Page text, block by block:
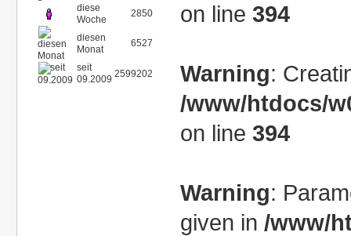
diese
Woche
2850
diesen
Monat
6527
seit
09.2009 2599202
on line 394
Warning:
/www/htdocs/
on line 394
Warning:
given in /www/